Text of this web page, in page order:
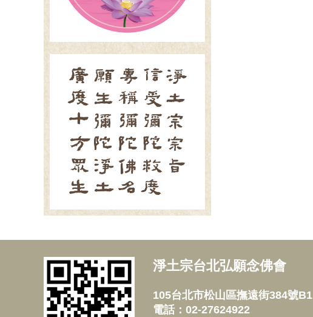
淨土宗台北弘願念佛會
105台北市松山區撫遠街384號B1
電話：02-27624922